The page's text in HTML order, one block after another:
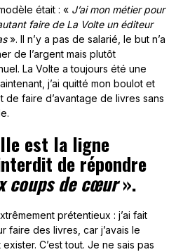
était : « J’ai mon métier pour
faire de La Volte un éditeur
». Il n’y a pas de salarié, le but n’a
de l’argent mais plutôt
La Volte a toujours été une
j’ai quitté mon boulot et
de faire d’avantage de livres sans
est la ligne
de répondre
coups de cœur».
prétentieux : j’ai fait
faire des livres, car j’avais le
C’est tout. Je ne sais pas